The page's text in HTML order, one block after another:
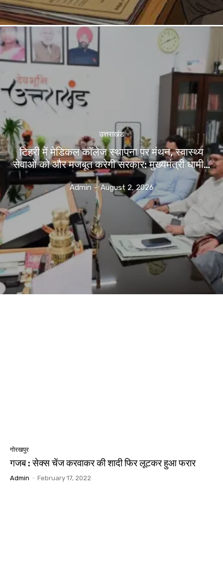
उत्तराखंड
टिहरी में मेडिकल कॉलेज स्थापना पर मंथन, स्वास्थ्य
सेवाओं को और मजबूत करेगी सरकार: मुख्यमंत्री धामी…
Admin - August 2, 2026
गोरखपुर
गजब : सेक्स चेंज करवाकर की शादी फिर लूटकर हुआ फरार
Admin - February 17, 2022